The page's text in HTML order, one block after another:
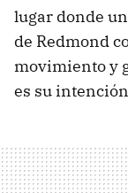
lugar donde
de Redmond
movimiento y
es su